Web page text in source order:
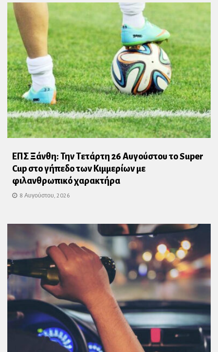
ΕΠΣ Ξάνθη: Την Τετάρτη 26 Αυγούστου το Super
Cup στο γήπεδο των Κιμμερίων με
φιλανθρωπικό χαρακτήρα
8 Αυγούστου, 2026